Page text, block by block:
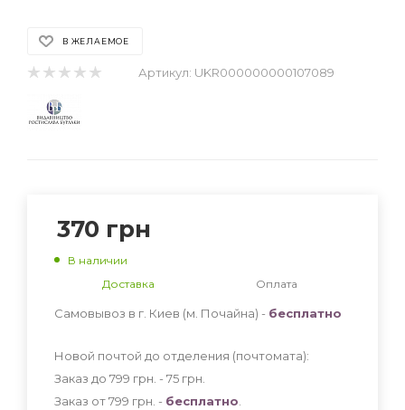
В ЖЕЛАЕМОЕ
Артикул: UKR000000000107089
370 грн
В наличии
Доставка
Оплата
Самовывоз в г. Киев (м. Почайна) - бесплатно
Новой почтой до отделения (почтомата):
Заказ до 799 грн. - 75 грн
Заказ от 799 грн. - бесплатно